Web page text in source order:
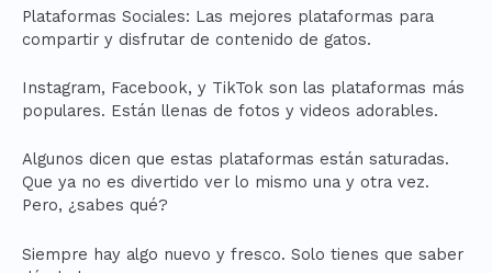
Plataformas Sociales: Las mejores plataformas para
compartir y disfrutar de contenido de gatos.
Instagram, Facebook, y TikTok son las plataformas más
populares. Están llenas de fotos y videos adorables.
Algunos dicen que estas plataformas están saturadas.
Que ya no es divertido ver lo mismo una y otra vez.
Pero, ¿sabes qué?
Siempre hay algo nuevo y fresco. Solo tienes que saber